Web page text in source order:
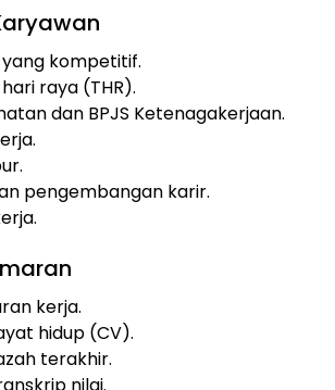
kompetitif.
raya (THR).
dan BPJS Ketenagakerjaan.
pengembangan karir.
kerja.
hidup (CV).
terakhir.
nilai.